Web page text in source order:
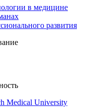
в медицине
развития
Medical University